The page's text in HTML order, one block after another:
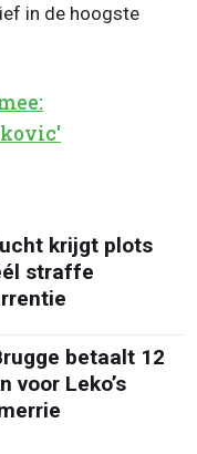
in de hoogste
krijgt plots
straffe
betaalt 12
voor Leko’s